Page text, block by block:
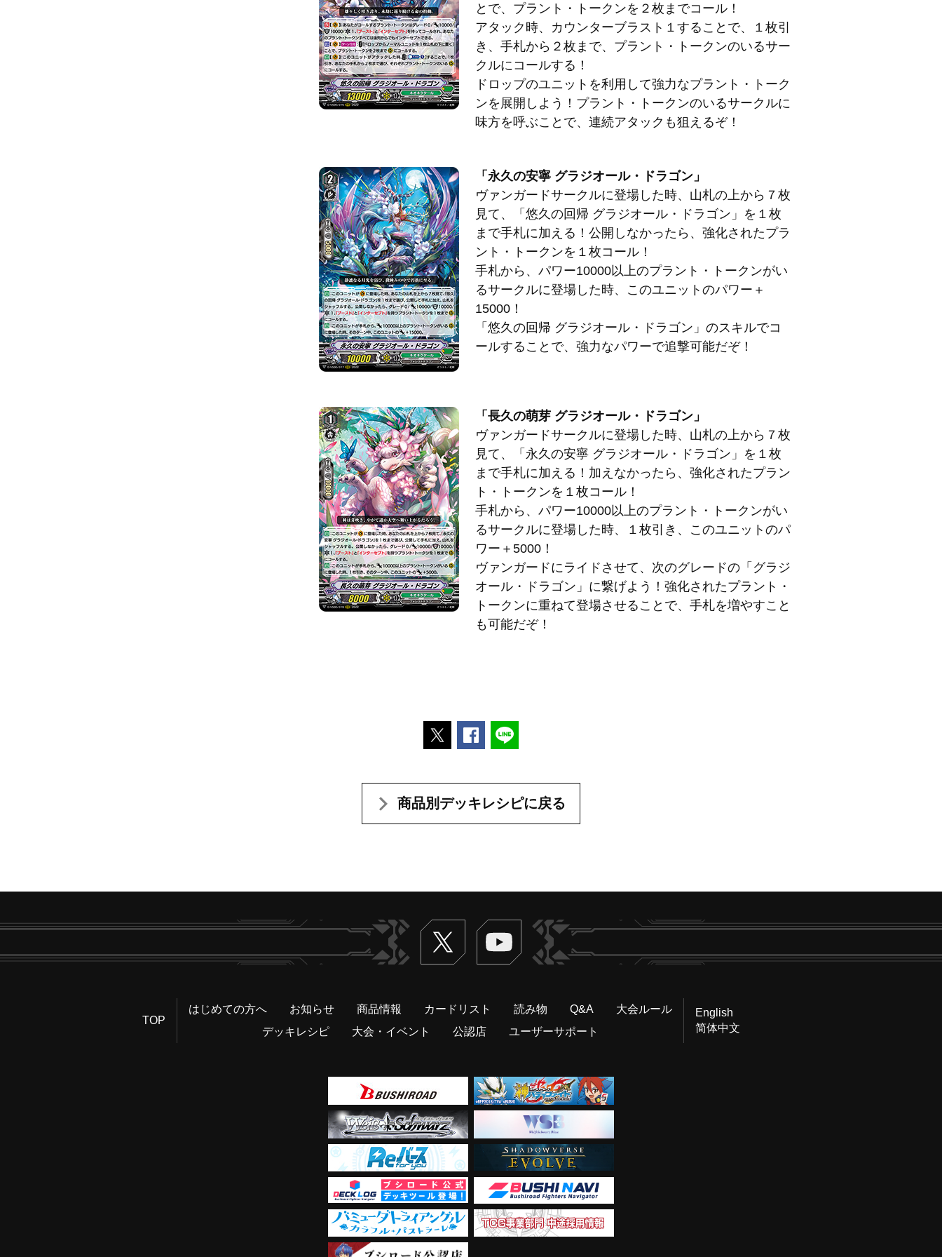
とで、プラント・トークンを２枚までコール！
アタック時、カウンターブラスト１することで、１枚引
き、手札から２枚まで、プラント・トークンのいるサー
クルにコールする！
ドロップのユニットを利用して強力なプラント・トーク
ンを展開しよう！プラント・トークンのいるサークルに
味方を呼ぶことで、連続アタックも狙えるぞ！
「永久の安寧 グラジオール・ドラゴン」
ヴァンガードサークルに登場した時、山札の上から７枚
見て、「悠久の回帰 グラジオール・ドラゴン」を１枚
まで手札に加える！公開しなかったら、強化されたプラ
ント・トークンを１枚コール！
手札から、パワー10000以上のプラント・トークンがい
るサークルに登場した時、このユニットのパワー＋
15000！
「悠久の回帰 グラジオール・ドラゴン」のスキルでコ
ールすることで、強力なパワーで追撃可能だぞ！
「長久の萌芽 グラジオール・ドラゴン」
ヴァンガードサークルに登場した時、山札の上から７枚
見て、「永久の安寧 グラジオール・ドラゴン」を１枚
まで手札に加える！加えなかったら、強化されたプラン
ト・トークンを１枚コール！
手札から、パワー10000以上のプラント・トークンがい
るサークルに登場した時、１枚引き、このユニットのパ
ワー＋5000！
ヴァンガードにライドさせて、次のグレードの「グラジ
オール・ドラゴン」に繋げよう！強化されたプラント・
トークンに重ねて登場させることで、手札を増やすこと
も可能だぞ！
ポストするFacebookでシェアする
商品別デッキレシピに戻る
Twitter ヴァンガードch
TOP
はじめての方へ お知らせ 商品情報 カードリスト 読み物 Q&A
大会ルール
デッキレシピ
大会・イベント 公認店 ユーザーサポート
English
简体中文